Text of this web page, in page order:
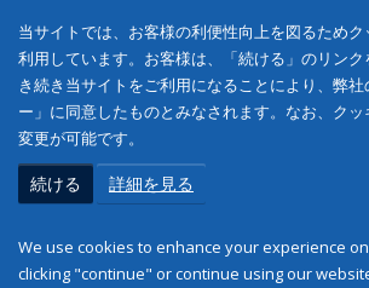
当サイトでは、お客様の利便性向上を図るため
利用しています。お客様は、「続ける」のリン
き続き当サイトをご利用になることにより、弊
ー」に同意したものとみなされます。なお、ク
変更が可能です。
続ける 詳細を見る
We use cookies to enhance your experience
clicking "continue" or continue using our